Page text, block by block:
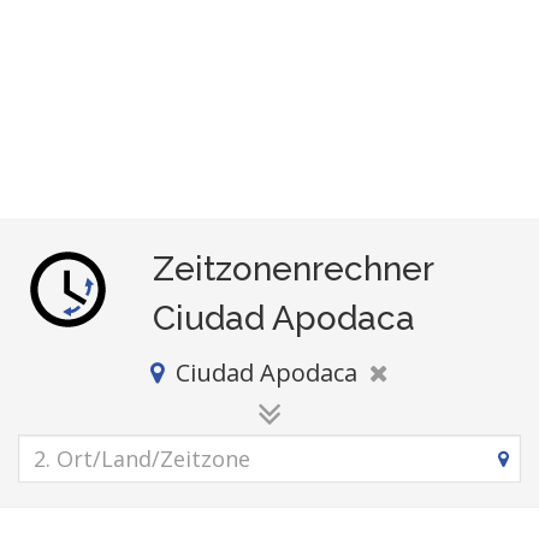
Zeitzonenrechner
Ciudad Apodaca
Ciudad Apodaca